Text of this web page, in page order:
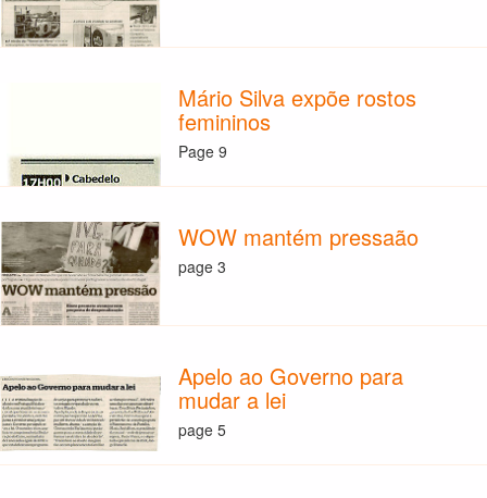
Mário Silva expõe rostos
femininos
Page 9
WOW mantém pressaão
page 3
Apelo ao Governo para
mudar a lei
page 5